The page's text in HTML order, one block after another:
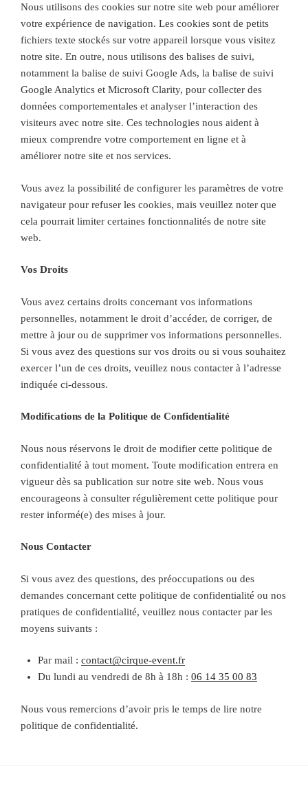
Nous utilisons des cookies sur notre site web pour améliorer
votre expérience de navigation. Les cookies sont de petits
fichiers texte stockés sur votre appareil lorsque vous visitez
notre site. En outre, nous utilisons des balises de suivi,
notamment la balise de suivi Google Ads, la balise de suivi
Google Analytics et Microsoft Clarity, pour collecter des
données comportementales et analyser l’interaction des
visiteurs avec notre site. Ces technologies nous aident à
mieux comprendre votre comportement en ligne et à
améliorer notre site et nos services.
Vous avez la possibilité de configurer les paramètres de votre
navigateur pour refuser les cookies, mais veuillez noter que
cela pourrait limiter certaines fonctionnalités de notre site
web.
Vos Droits
Vous avez certains droits concernant vos informations
personnelles, notamment le droit d’accéder, de corriger, de
mettre à jour ou de supprimer vos informations personnelles.
Si vous avez des questions sur vos droits ou si vous souhaitez
exercer l’un de ces droits, veuillez nous contacter à l’adresse
indiquée ci-dessous.
Modifications de la Politique de Confidentialité
Nous nous réservons le droit de modifier cette politique de
confidentialité à tout moment. Toute modification entrera en
vigueur dès sa publication sur notre site web. Nous vous
encourageons à consulter régulièrement cette politique pour
rester informé(e) des mises à jour.
Nous Contacter
Si vous avez des questions, des préoccupations ou des
demandes concernant cette politique de confidentialité ou nos
pratiques de confidentialité, veuillez nous contacter par les
moyens suivants :
Par mail : contact@cirque-event.fr
Du lundi au vendredi de 8h à 18h : 06 14 35 00 83
Nous vous remercions d’avoir pris le temps de lire notre
politique de confidentialité.